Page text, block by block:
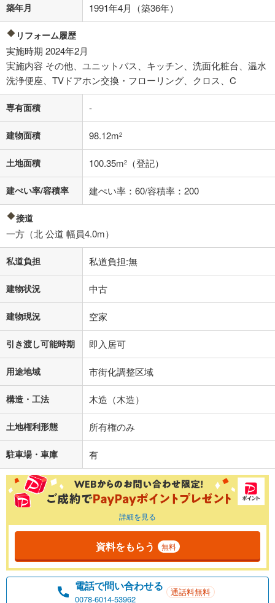
す。
条件によってお借り入れができないことがあります。
不動産会社に購入相談をする
築年月 1991年4月（築36年）
リフォーム履歴
実施時期 2024年2月
実施内容 その他、ユニットバス、キッチン、洗面化粧台、温水
洗浄便座、TVドアホン交換・フローリング、クロス、C
専有面積 -
建物面積 98.12m2
土地面積 100.35m2 （登記）
建ぺい率/容積率 建ぺい率：60/容積率：200
接道
一方（北 公道 幅員4.0m）
私道負担 私道負担:無
建物状況 中古
建物現況 空家
引き渡し可能時期 即入居可
用途地域 市街化調整区域
構造・工法 木造（木造）
土地権利形態 所有権のみ
駐車場・車庫 有
詳細を見る
資料をもらう 無料
電話で問い合わせる
0078-6014-53962
通話料無料